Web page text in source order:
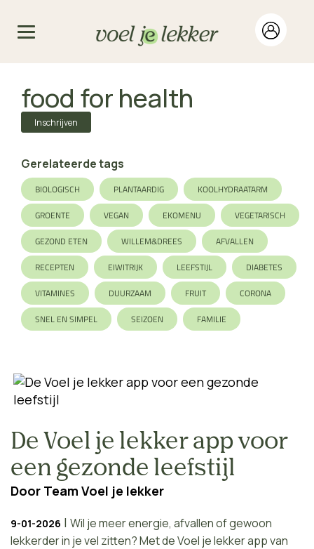
food for health
Inschrijven
Gerelateerde tags
BIOLOGISCH PLANTAARDIG
KOOLHYDRAATARM
GROENTE
VEGAN EKOMENU
VEGETARISCH
GEZOND ETEN
WILLEM&DREES
AFVALLEN
RECEPTEN
EIWITRIJK LEEFSTIJL
DIABETES
VITAMINES
DUURZAAM FRUIT
CORONA
SNEL EN SIMPEL
SEIZOEN FAMILIE
De Voel je lekker app voor
een gezonde leefstijl
Door Team Voel je lekker
9-01-2026 | Wil je meer energie, afvallen of gewoon
lekkerder in je vel zitten? Met de Voel je lekker app van